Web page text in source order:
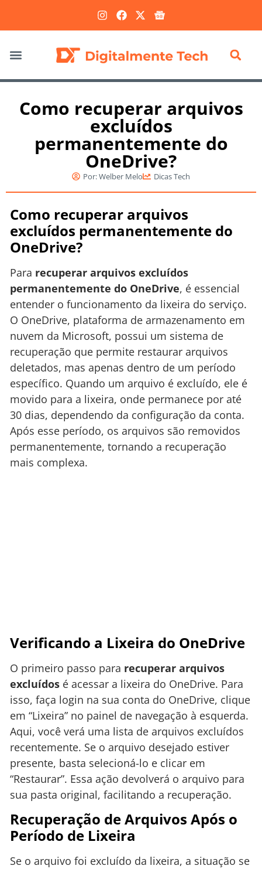
Como recuperar arquivos
excluídos
permanentemente do
OneDrive?
Por:Welber Melo Dicas Tech
Como recuperar arquivos
excluídos permanentemente do
OneDrive?
Para recuperar arquivos excluídos
permanentemente do OneDrive, é essencial
entender o funcionamento da lixeira do serviço.
O OneDrive, plataforma de armazenamento em
nuvem da Microsoft, possui um sistema de
recuperação que permite restaurar arquivos
deletados, mas apenas dentro de um período
específico. Quando um arquivo é excluído, ele é
movido para a lixeira, onde permanece por até
30 dias, dependendo da configuração da conta.
Após esse período, os arquivos são removidos
permanentemente, tornando a recuperação
mais complexa.
Verificando a Lixeira do OneDrive
O primeiro passo para recuperar arquivos
excluídos é acessar a lixeira do OneDrive. Para
isso, faça login na sua conta do OneDrive, clique
em “Lixeira” no painel de navegação à esquerda.
Aqui, você verá uma lista de arquivos excluídos
recentemente. Se o arquivo desejado estiver
presente, basta selecioná-lo e clicar em
“Restaurar”. Essa ação devolverá o arquivo para
sua pasta original, facilitando a recuperação.
Recuperação de Arquivos Após o
Período de Lixeira
Se o arquivo foi excluído da lixeira, a situação se